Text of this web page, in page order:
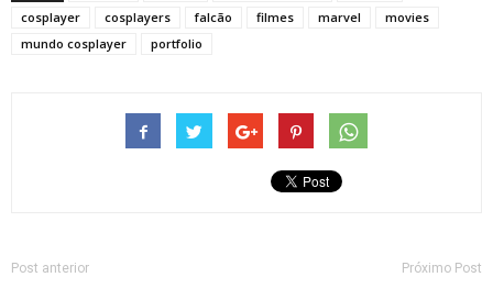
cosplayer
cosplayers falcão filmes marvel
movies
mundo cosplayer
portfolio
Post anterior Próximo Post